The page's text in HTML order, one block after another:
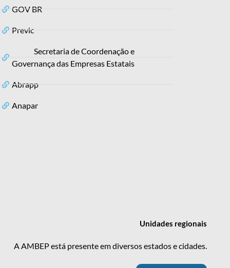
GOV BR
Previc
Secretaria de Coordenação e
Governança das Empresas Estatais
Abrapp
Anapar
Unidades regionais
A AMBEP está presente em diversos estados e cidades.